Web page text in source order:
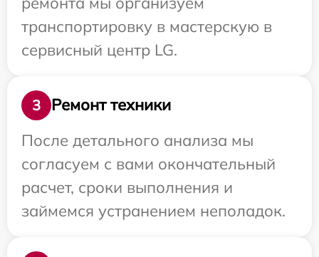
транспортировку в мастерскую в
сервисный центр LG.
3
Ремонт техники
После детального анализа мы
согласуем с вами окончательный
расчет, сроки выполнения и
займемся устранением неполадок.